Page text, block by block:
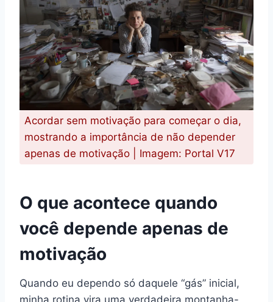
Acordar sem motivação para começar o dia,
mostrando a importância de não depender
apenas de motivação | Imagem: Portal V17
O que acontece quando
você depende apenas de
motivação
Quando eu dependo só daquele “gás” inicial,
minha rotina vira uma verdadeira montanha-